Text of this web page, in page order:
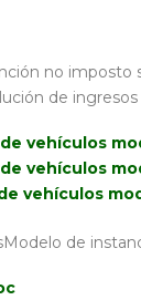
no imposto
de
vehículos
vehículos
vehículos
de